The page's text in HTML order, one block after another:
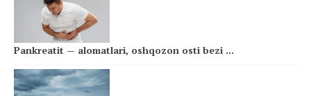
Pankreatit — alomatlari, oshqozon osti bezi ...